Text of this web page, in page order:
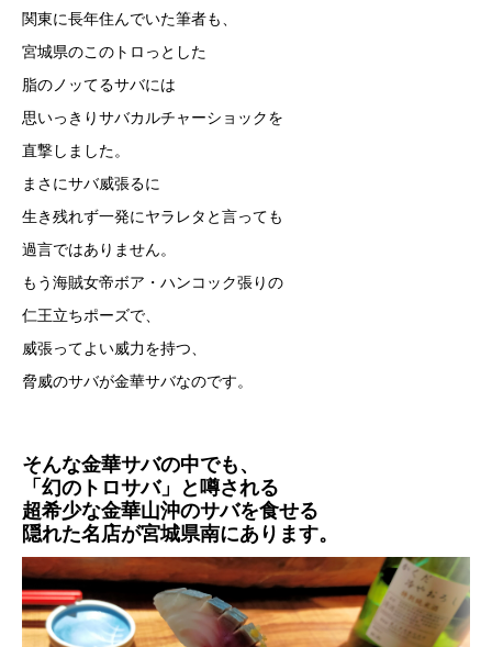
関東に長年住んでいた筆者も、
宮城県のこのトロっとした
脂のノッてるサバには
思いっきりサバカルチャーショックを
直撃しました。
まさにサバ威張るに
生き残れず一発にヤラレタと言っても
過言ではありません。
もう海賊女帝ボア・ハンコック張りの
仁王立ちポーズで、
威張ってよい威力を持つ、
脅威のサバが金華サバなのです。
そんな金華サバの中でも、
「幻のトロサバ」と噂される
超希少な金華山沖のサバを食せる
隠れた名店が宮城県南にあります。